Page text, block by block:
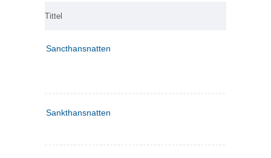
Tittel
Sancthansnatten
Sankthansnatten